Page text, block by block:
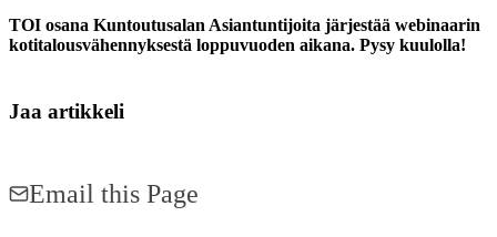
TOI osana Kuntoutusalan Asiantuntijoita järjestää webinaarin
kotitalousvähennyksestä loppuvuoden aikana. Pysy kuulolla!
Jaa artikkeli
Email this Page